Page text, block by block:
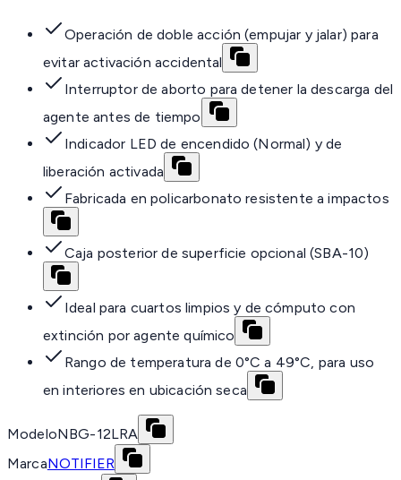
Operación de doble acción (empujar y jalar) para
evitar activación accidental
Interruptor de aborto para detener la descarga del
agente antes de tiempo
Indicador LED de encendido (Normal) y de
liberación activada
Fabricada en policarbonato resistente a impactos
Caja posterior de superficie opcional (SBA-10)
Ideal para cuartos limpios y de cómputo con
extinción por agente químico
Rango de temperatura de 0°C a 49°C, para uso
en interiores en ubicación seca
ModeloNBG-12LRA
MarcaNOTIFIER